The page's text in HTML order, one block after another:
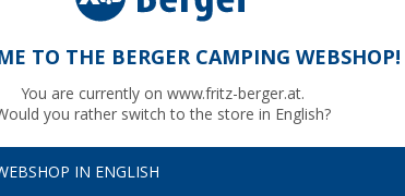
TO THE BERGER CAMPING WEBSHOP!
You are currently on www.fritz-berger.at.
you rather switch to the store in English?
IN ENGLISH